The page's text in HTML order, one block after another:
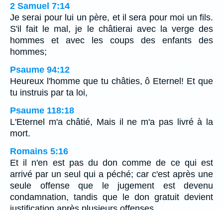
2 Samuel 7:14
Je serai pour lui un père, et il sera pour moi un fils.
S'il fait le mal, je le châtierai avec la verge des
hommes et avec les coups des enfants des
hommes;
Psaume 94:12
Heureux l'homme que tu châties, ô Eternel! Et que
tu instruis par ta loi,
Psaume 118:18
L'Eternel m'a châtié, Mais il ne m'a pas livré à la
mort.
Romains 5:16
Et il n'en est pas du don comme de ce qui est
arrivé par un seul qui a péché; car c'est après une
seule offense que le jugement est devenu
condamnation, tandis que le don gratuit devient